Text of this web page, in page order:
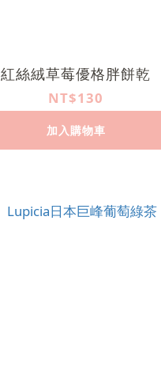
紅絲絨草莓優格胖餅乾
NT$130
加入購物車